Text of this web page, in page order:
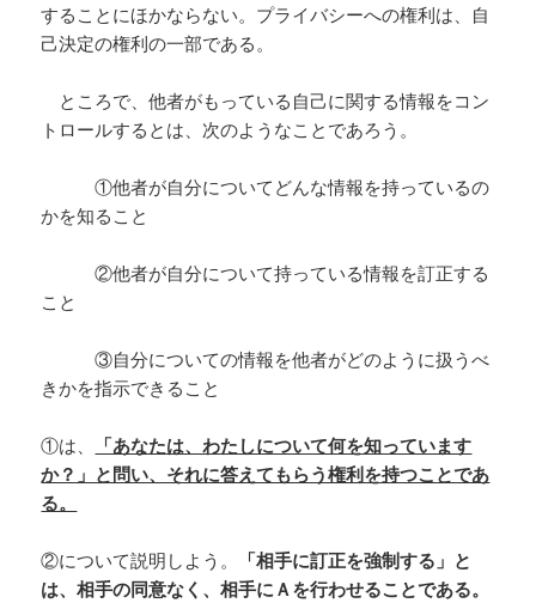
することにほかならない。プライバシーへの権利は、自
己決定の権利の一部である。
ところで、他者がもっている自己に関する情報をコン
トロールするとは、次のようなことであろう。
①他者が自分についてどんな情報を持っているの
かを知ること
②他者が自分について持っている情報を訂正する
こと
③自分についての情報を他者がどのように扱うべ
きかを指示できること
①は、
「あなたは、わたしについて何を知っています
か？」と問い、それに答えてもらう権利を持つことであ
る。
②について説明しよう。
「相手に訂正を強制する」と
は、相手の同意なく、相手にＡを行わせることである。